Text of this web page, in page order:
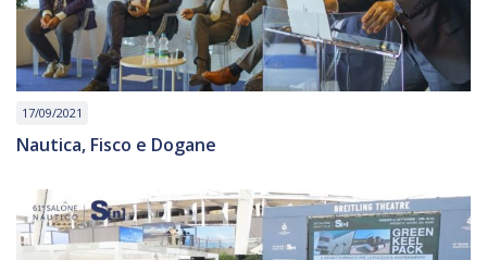
17/09/2021
Nautica, Fisco e Dogane